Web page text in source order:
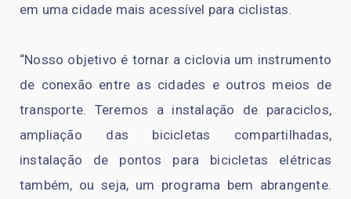
em uma cidade mais acessível para ciclistas.
“Nosso objetivo é tornar a ciclovia um instrumento
de conexão entre as cidades e outros meios de
transporte. Teremos a instalação de paraciclos,
ampliação das bicicletas compartilhadas,
instalação de pontos para bicicletas elétricas
também, ou seja, um programa bem abrangente.